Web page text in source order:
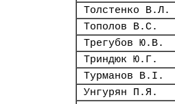
Толстенко В.Л.
Тополов В.С.
Трегубов Ю.В.
Триндюк Ю.Г.
Турманов В.І.
Унгурян П.Я.